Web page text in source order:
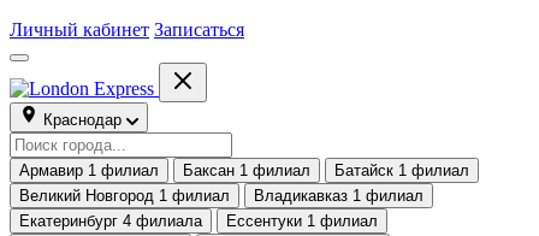
Личный кабинет Записаться
Краснодар
Армавир 1 филиал Баксан 1 филиал Батайск 1 филиал
Великий Новгород 1 филиал Владикавказ 1 филиал
Екатеринбург 4 филиала Ессентуки 1 филиал